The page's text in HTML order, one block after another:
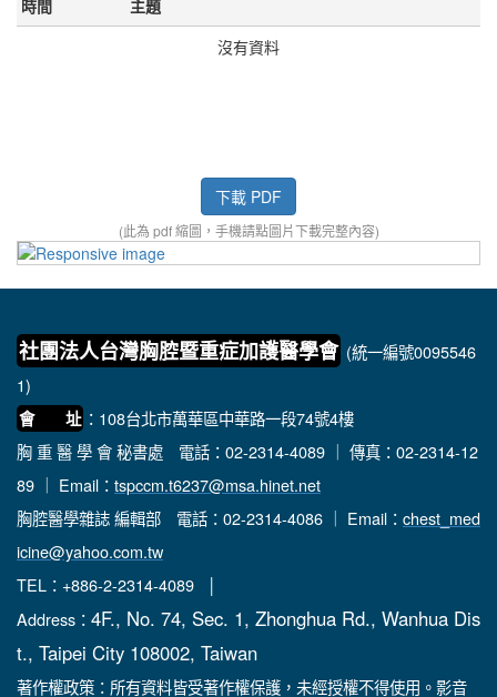
時間
主題
沒有資料
下載 PDF
(此為 pdf 縮圖，手機請點圖片下載完整內容)
社團法人台灣胸腔暨重症加護醫學會 (統一編號0095546
1)
會 址 ：108台北市萬華區中華路一段74號4樓
胸 重 醫 學 會 秘書處 電話：02-2314-4089 ｜ 傳真：02-2314-12
89 ｜ Email： tspccm.t6237@msa.hinet.net
胸腔醫學雜誌 編輯部 電話：02-2314-4086 ｜ Email： chest_med
icine@yahoo.com.tw
TEL：+886-2-2314-4089 │
Address： 4F., No. 74, Sec. 1, Zhonghua Rd., Wanhua Dis
t., Taipei City 108002, Taiwan
著作權政策：所有資料皆受著作權保護，未經授權不得使用。影音